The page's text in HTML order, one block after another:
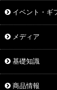
イベント・ギ
メディア
基礎知識
商品情報